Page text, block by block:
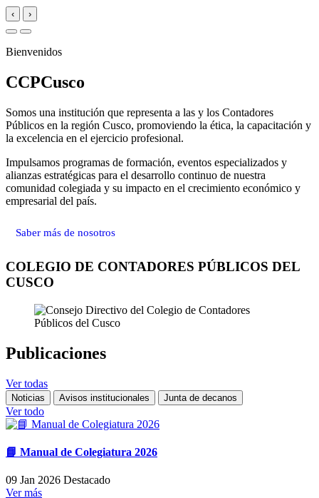
‹ ›
Bienvenidos
CCPCusco
Somos una institución que representa a las y los Contadores
Públicos en la región Cusco, promoviendo la ética, la capacitación y
la excelencia en el ejercicio profesional.
Impulsamos programas de formación, eventos especializados y
alianzas estratégicas para el desarrollo continuo de nuestra
comunidad colegiada y su impacto en el crecimiento económico y
empresarial del país.
Saber más de nosotros
COLEGIO DE CONTADORES PÚBLICOS DEL
CUSCO
Publicaciones
Ver todas
Noticias Avisos institucionales Junta de decanos
Ver todo
📘 Manual de Colegiatura 2026
09 Jan 2026 Destacado
Ver más